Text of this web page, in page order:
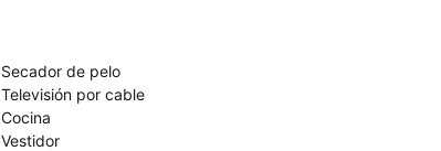
Secador de pelo
Televisión por cable
Cocina
Vestidor